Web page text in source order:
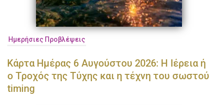
Ημερήσιες Προβλέψεις
Κάρτα Ημέρας 6 Αυγούστου 2026: Η Ιέρεια ή
ο Τροχός της Τύχης και η τέχνη του σωστού
timing